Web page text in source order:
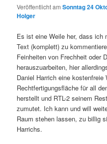
Veröffentlicht amSonntag 24
Holger
Es ist eine Weile her, dass ich
Text (komplett) zu
Feinheiten von Frechheit oder
herauszuarbeiten, hier
Daniel Harrich eine kostenfreie
Rechtfertigungsfläche für all
herstellt und RTL-2 seinem
zumutet. Ich kann und will
Raum stehen lassen, zu billig
Harrichs.